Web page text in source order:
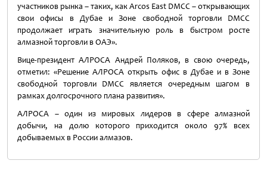
участников рынка – таких, как Arcos East DMCC – открывающих
свои офисы в Дубае и Зоне свободной торговли DMCC
продолжает играть значительную роль в быстром росте
алмазной торговли в ОАЭ».
Вице-президент АЛРОСА Андрей Поляков, в свою очередь,
отметил: «Решение АЛРОСА открыть офис в Дубае и в Зоне
свободной торговли DMCC является очередным шагом в
рамках долгосрочного плана развития».
АЛРОСА – один из мировых лидеров в сфере алмазной
добычи, на долю которого приходится около 97% всех
добываемых в России алмазов.